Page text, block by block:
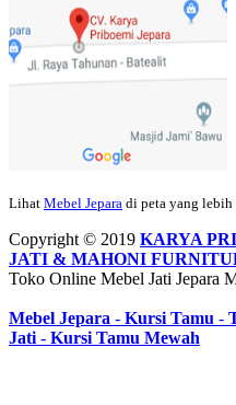
Ibu Meidy, Jakarta:
Paakkkk
dehh Tolong buatin meja makan
Pak
saya mengucapkan banyak
Ibu Asa, Cibubur: Pak Trolynya
Faried Hanriady – Tanjung
pesanan Kamar Set 32 nya
Lihat Mebel Jepara di peta yang lebih
Copyright © 2019 KARYA
JATI & MAHONI
Toko Online Mebel Jati Jepara
Mebel Jepara - Kursi Tamu -
Jati - Kursi Tamu Mewah